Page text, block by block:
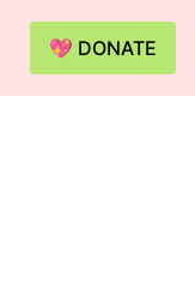
💖 DONATE